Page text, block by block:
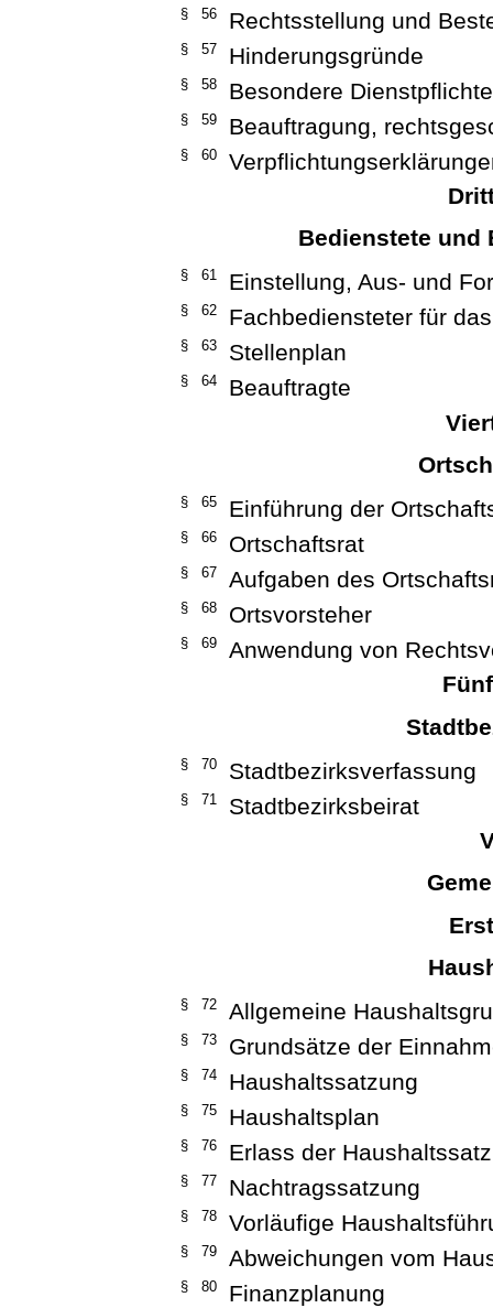
§ 56 Rechtsstellung und
§ 57 Hinderungsgründe
§ 58 Besondere
§ 59 Beauftragung,
§ 60
Bedienstete und
§ 61 Einstellung, Aus- und
§ 62 Fachbediensteter für
§ 63 Stellenplan
§ 64
Beauftragte
§ 65 Einführung der
§ 66 Ortschaftsrat
§ 67 Aufgaben des
§ 68 Ortsvorsteher
§ 69
Anwendung von
§ 70 Stadtbezirksverfassung
§ 71
Stadtbezirksbeirat
§ 72 Allgemeine
§ 73 Grundsätze der
§ 74 Haushaltssatzung
§ 75 Haushaltsplan
§ 76 Erlass der
§ 77 Nachtragssatzung
§ 78 Vorläufige
§ 79 Abweichungen vom
§ 80 Finanzplanung